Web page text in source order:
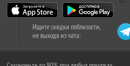
Ищите скидки поблизости,
не выходя из чата: